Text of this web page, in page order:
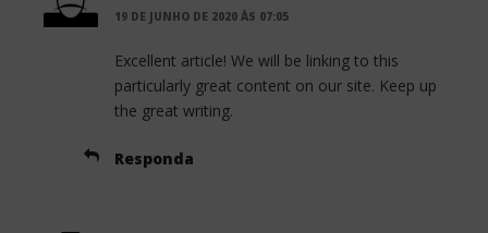
19 DE JUNHO DE 2020 ÀS 07:05
Excellent article! We will be linking to this
particularly great content on our site. Keep up
the great writing.
Responda